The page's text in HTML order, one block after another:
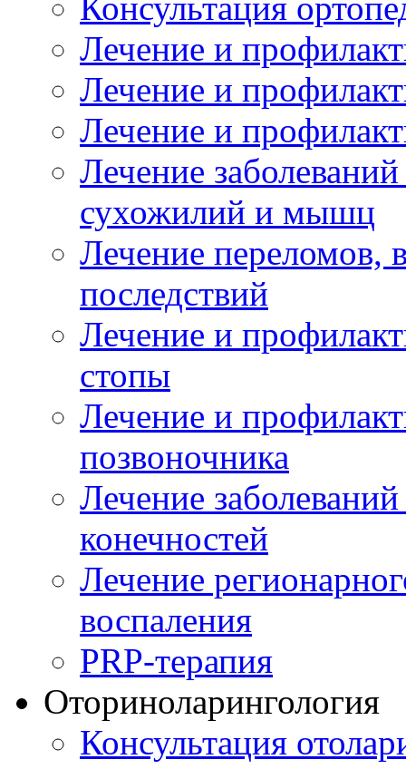
Лечение и
Лечение и
Лечение и
Лечение
сухожилий и мышц
Лечение переломов,
последствий
Лечение и
стопы
Лечение и
позвоночника
Лечение
конечностей
Лечение
воспаления
PRP-терапия
Оториноларингология
Консультация